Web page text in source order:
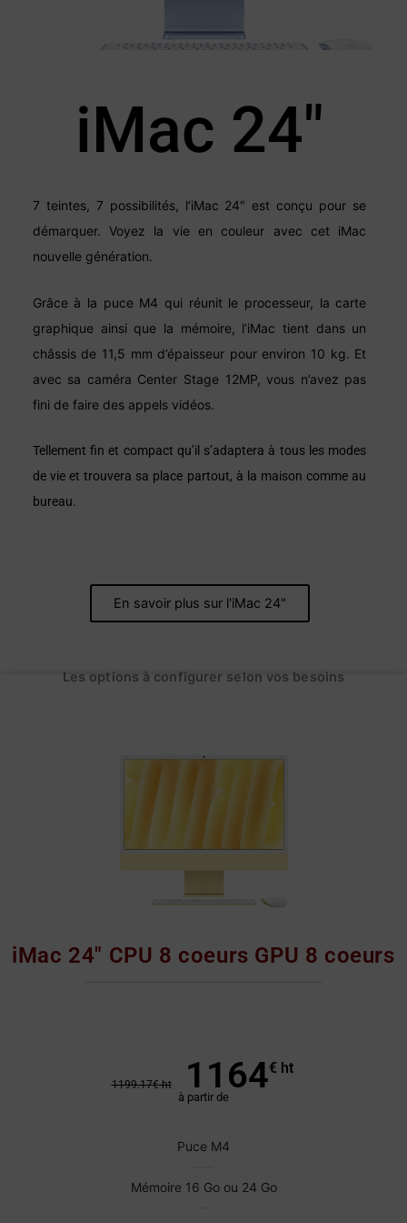
iMac 24"
7 teintes, 7 possibilités, l’iMac 24″ est conçu pour se
démarquer. Voyez la vie en couleur avec cet iMac
nouvelle génération.
Grâce à la puce M4 qui réunit le processeur, la carte
graphique ainsi que la mémoire, l’iMac tient dans un
châssis de 11,5 mm d’épaisseur pour environ 10 kg. Et
avec sa caméra Center Stage 12MP, vous n’avez pas
fini de faire des appels vidéos.
Tellement fin et compact qu’il s’adaptera à tous les modes
de vie et trouvera sa place partout, à la maison comme au
bureau.
En savoir plus sur l'iMac 24"
Les options à configurer selon vos besoins
iMac 24" CPU 8 coeurs GPU 8 coeurs
1199.17€ ht 1164€ ht
à partir de
Puce M4
Mémoire 16 Go ou 24 Go